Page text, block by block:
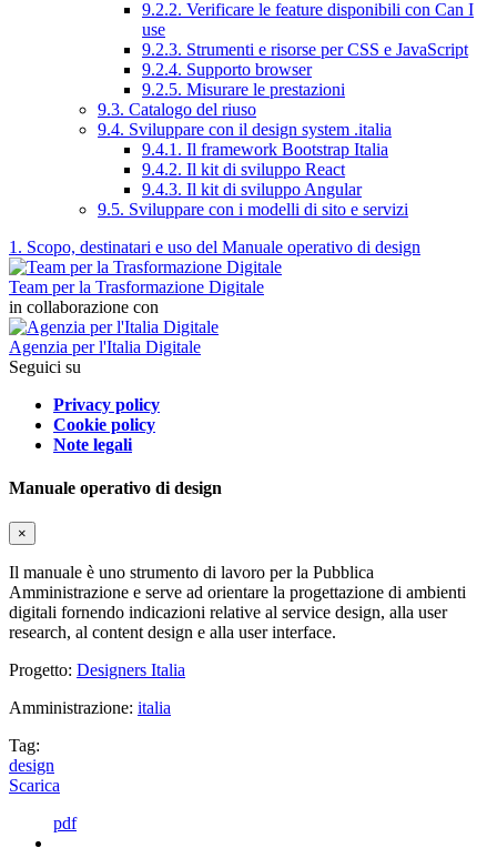
9.2.2. Verificare le feature disponibili con Can I
use
9.2.3. Strumenti e risorse per CSS e JavaScript
9.2.4. Supporto browser
9.2.5. Misurare le prestazioni
9.3. Catalogo del riuso
9.4. Sviluppare con il design system .italia
9.4.1. Il framework Bootstrap Italia
9.4.2. Il kit di sviluppo React
9.4.3. Il kit di sviluppo Angular
9.5. Sviluppare con i modelli di sito e servizi
1. Scopo, destinatari e uso del Manuale operativo di design
Team per la Trasformazione Digitale
in collaborazione con
Agenzia per l'Italia Digitale
Seguici su
Privacy policy
Cookie policy
Note legali
Manuale operativo di design
×
Il manuale è uno strumento di lavoro per la Pubblica
Amministrazione e serve ad orientare la progettazione di ambienti
digitali fornendo indicazioni relative al service design, alla user
research, al content design e alla user interface.
Progetto: Designers Italia
Amministrazione: italia
Tag:
design
Scarica
pdf